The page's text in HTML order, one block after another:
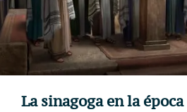
La sinagoga en la época